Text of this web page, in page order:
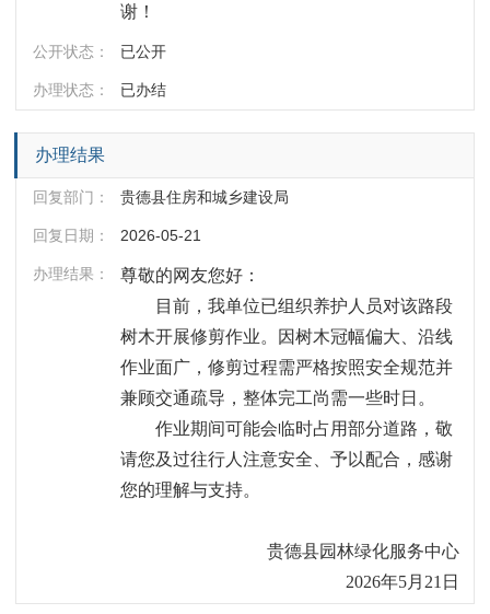
谢！
公开状态： 已公开
办理状态： 已办结
办理结果
回复部门： 贵德县住房和城乡建设局
回复日期： 2026-05-21
办理结果：
尊敬的网友您好：
目前，我单位已组织养护人员对该路段
树木开展修剪作业。因树木冠幅偏大、沿线
作业面广，修剪过程需严格按照安全规范并
兼顾交通疏导，整体完工尚需一些时日。
作业期间可能会临时占用部分道路，敬
请您及过往行人注意安全、予以配合，感谢
您的理解与支持。
贵德县园林绿化服务中心
2026年5月21日